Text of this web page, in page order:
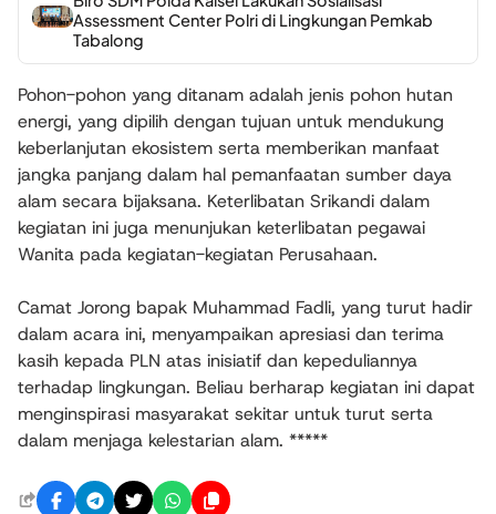
Assessment Center Polri di Lingkungan Pemkab
Tabalong
Pohon-pohon yang ditanam adalah jenis pohon hutan
energi, yang dipilih dengan tujuan untuk mendukung
keberlanjutan ekosistem serta memberikan manfaat
jangka panjang dalam hal pemanfaatan sumber daya
alam secara bijaksana. Keterlibatan Srikandi dalam
kegiatan ini juga menunjukan keterlibatan pegawai
Wanita pada kegiatan-kegiatan Perusahaan.
Camat Jorong bapak Muhammad Fadli, yang turut hadir
dalam acara ini, menyampaikan apresiasi dan terima
kasih kepada PLN atas inisiatif dan kepeduliannya
terhadap lingkungan. Beliau berharap kegiatan ini dapat
menginspirasi masyarakat sekitar untuk turut serta
dalam menjaga kelestarian alam. *****